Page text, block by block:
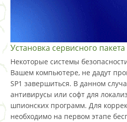
Установка сервисного пакета
Некоторые системы
Вашем компьютере, не дадут
SP1 завершиться. В данном
антивирусы или софт для
шпионских программ. Для
необходимо на первом этапе